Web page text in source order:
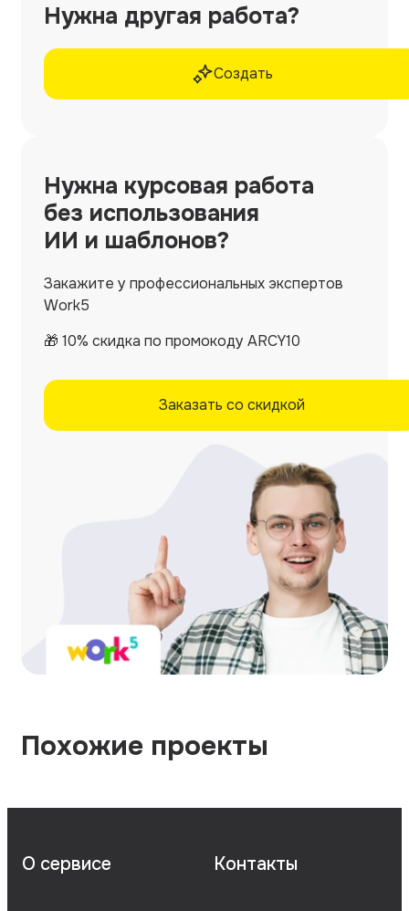
Нужна другая работа?
Создать
Нужна курсовая работа
без использования
ИИ и шаблонов?
Закажите у профессиональных экспертов
Work5
🎁 10% скидка по промокоду ARCY10
Заказать со скидкой
Похожие проекты
О сервисе Контакты